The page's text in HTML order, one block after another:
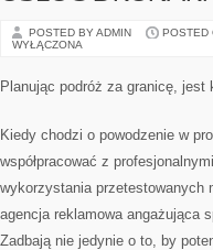
POSTED BY ADMIN POSTED
WYŁĄCZONA
Planując podróż za granicę,
Kiedy chodzi o powodzenie w
współpracować z
wykorzystania przetestowanych
agencja reklamowa angażująca
Zadbają nie jedynie o to, by